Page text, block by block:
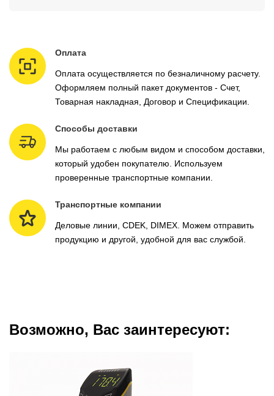
Оплата
Оплата осуществляется по безналичному расчету.
Оформляем полный пакет документов - Счет,
Товарная накладная, Договор и Спецификации.
Способы доставки
Мы работаем с любым видом и способом доставки,
который удобен покупателю. Используем
проверенные транспортные компании.
Транспортные компании
Деловые линии, CDEK, DIMEX. Можем отправить
продукцию и другой, удобной для вас службой.
Возможно, Вас заинтересуют: